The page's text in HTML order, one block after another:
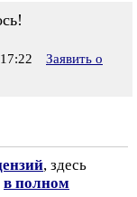
Заявить о
, здесь
в полном